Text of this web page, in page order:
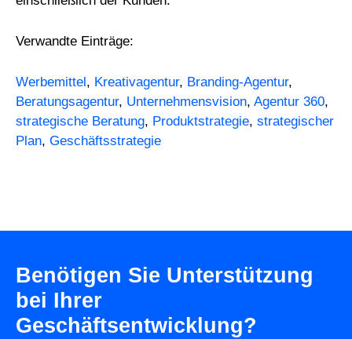
Verwandte Einträge:
Werbemittel , Kreativagentur, Branding-Agentur,
Beratungsagentur, Unternehmensvision,Agentur 360,
strategische Beratung, Produktstrategie,strategischer
Plan,Geschäftsstrategie
Benötigen Sie Unterstützung
bei Ihrer
Geschäftsentwicklung?